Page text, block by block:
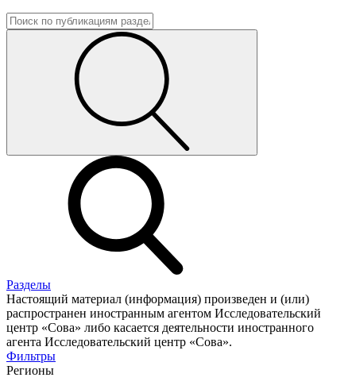
Разделы
Настоящий материал (информация) произведен и (или)
распространен иностранным агентом Исследовательский
центр «Сова» либо касается деятельности иностранного
агента Исследовательский центр «Сова».
Фильтры
Регионы